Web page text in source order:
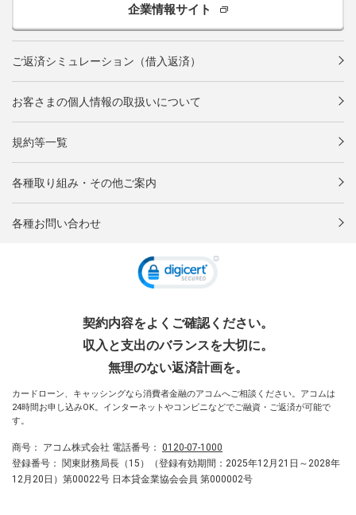
企業情報サイト
ご返済シミュレーション（借入返済）
お客さまの個人情報の取扱いについて
規約等一覧
各種取り組み・その他ご案内
各種お問い合わせ
契約内容をよくご確認ください。
収入と支出のバランスを大切に。
無理のない返済計画を。
カードローン、キャッシングなら消費者金融のアコムへご相談ください。アコムは
24時間お申し込みOK。インターネットやコンビニなどでご融資・ご返済が可能で
す。
商号： アコム株式会社 電話番号： 0120-07-1000
登録番号：
関東財務局長（15）（登録有効期間：2025年12月21日～2028年
12月20日）第00022号 日本貸金業協会会員 第000002号